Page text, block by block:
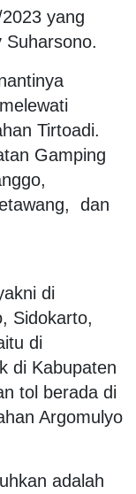
yang
Suharsono.
Tirtoadi.
Gamping
dan
di
Sidokarto,
di
di Kabupaten
tol berada di
Argomulyo
adalah